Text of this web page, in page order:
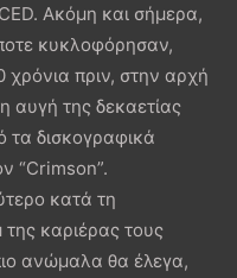
Ακόμη και σήμερα,
κυκλοφόρησαν,
χρόνια πριν, στην αρχή
αυγή της δεκαετίας
δισκογραφικά
“Crimson”.
κατά τη
καριέρας τους
ανώμαλα θα έλεγα,